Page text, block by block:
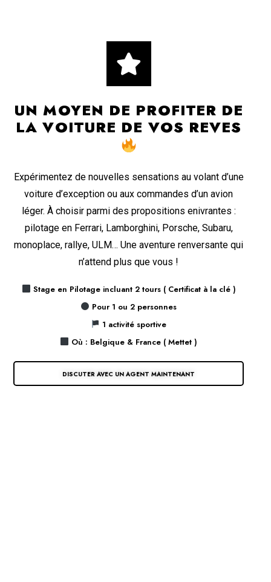
UN MOYEN DE PROFITER DE
LA VOITURE DE VOS REVES
Expérimentez de nouvelles sensations au volant d’une
voiture d’exception ou aux commandes d’un avion
léger. À choisir parmi des propositions enivrantes :
pilotage en Ferrari, Lamborghini, Porsche, Subaru,
monoplace, rallye, ULM… Une aventure renversante qui
n’attend plus que vous !
Stage en Pilotage incluant 2 tours ( Certificat à la clé )
Pour 1 ou 2 personnes
1 activité sportive
Où : Belgique & France ( Mettet )
DISCUTER AVEC UN AGENT MAINTENANT